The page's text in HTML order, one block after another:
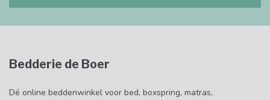
Bedderie de Boer
Dé online beddenwinkel voor bed, boxspring, matras,